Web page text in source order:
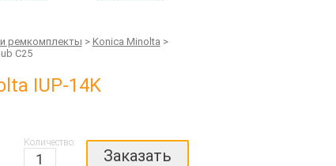
ремкомплекты > Konica Minolta >
C25
IUP-14K
Количество:
Заказать